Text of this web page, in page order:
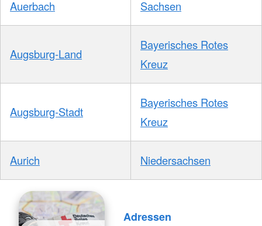
Auerbach Sachsen
Augsburg-Land
Bayerisches Rotes
Kreuz
Augsburg-Stadt
Bayerisches Rotes
Kreuz
Aurich Niedersachsen
Adressen